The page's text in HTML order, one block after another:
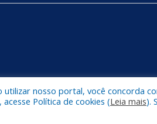
nosso portal, você concorda
Política de cookies (Leia mais).